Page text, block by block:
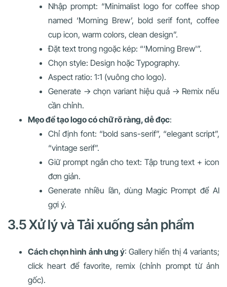
Nhập prompt: “Minimalist logo for coffee shop
named ‘Morning Brew’, bold serif font, coffee
cup icon, warm colors, clean design”.
Đặt text trong ngoặc kép: “‘Morning Brew'”.
Chọn style: Design hoặc Typography.
Aspect ratio: 1:1 (vuông cho logo).
Generate → chọn variant hiệu quả → Remix nếu
cần chỉnh.
Mẹo để tạo logo có chữ rõ ràng, dễ đọc:
Chỉ định font: “bold sans-serif”, “elegant script”,
“vintage serif”.
Giữ prompt ngắn cho text: Tập trung text + icon
đơn giản.
Generate nhiều lần, dùng Magic Prompt để AI
gợi ý.
3.5 Xử lý và Tải xuống sản phẩm
Cách chọn hình ảnh ưng ý: Gallery hiển thị 4 variants;
click heart để favorite, remix (chỉnh prompt từ ảnh
gốc).